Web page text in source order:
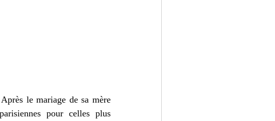
le mariage de sa mère
pour celles plus